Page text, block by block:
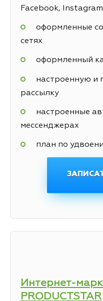
Facebook,
оформленные
сетях
оформленный
настроенную и
рассылку
настроенные
мессенджерах
план по
Интернет-
PRODUCTSTAR